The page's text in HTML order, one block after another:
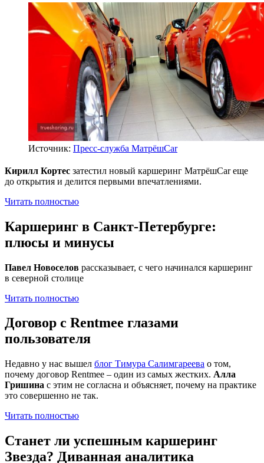
Источник: Пресс-служба МатрёшCar
Кирилл Кортес затестил новый каршеринг МатрёшCar еще
до открытия и делится первыми впечатлениями.
Читать полностью
Каршеринг в Санкт-Петербурге:
плюсы и минусы
Павел Новоселов рассказывает, с чего начинался каршеринг
в северной столице
Читать полностью
Договор с Rentmee глазами
пользователя
Недавно у нас вышел блог Тимура Салимгареева о том,
почему договор Rentmee – один из самых жестких. Алла
Гришина с этим не согласна и объясняет, почему на практике
это совершенно не так.
Читать полностью
Станет ли успешным каршеринг
Звезда? Диванная аналитика